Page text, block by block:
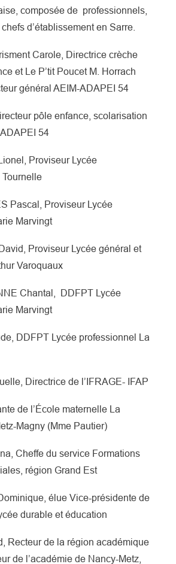
composée de professionnels,
d’établissement en Sarre.
Carole, Directrice crèche
et Le P’tit Poucet M. Horrach
général AEIM-ADAPEI 54
irecteur pôle enfance, scolarisation
54
Proviseur Lycée
Pascal, Proviseur Lycée
Marvingt
Proviseur Lycée général et
Varoquaux
Chantal,
DDFPT Lycée
Marvingt
DDFPT Lycée professionnel La
Directrice de l’IFRAGE- IFAP
de l’École maternelle La
Magny (Mme Pautier)
Cheffe du service Formations
région Grand Est
élue Vice-présidente de
durable et éducation
Recteur de la région académique
de l’académie de Nancy-Metz,